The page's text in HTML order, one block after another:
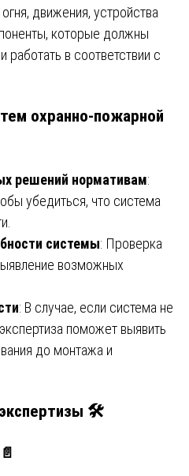
движения, устройства
которые должны
работать в соответствии с
охранно-пожарной
решений нормативам:
убедиться, что система
системы: Проверка
возможных
: В случае, если система не
поможет выявить
до монтажа и
🛠️
📄